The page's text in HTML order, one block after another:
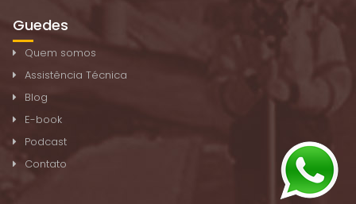
Guedes
Quem somos
Assistência Técnica
Blog
E-book
Podcast
Contato